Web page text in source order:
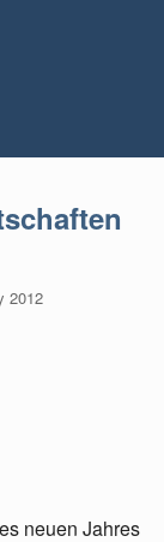
2012
neuen Jahres